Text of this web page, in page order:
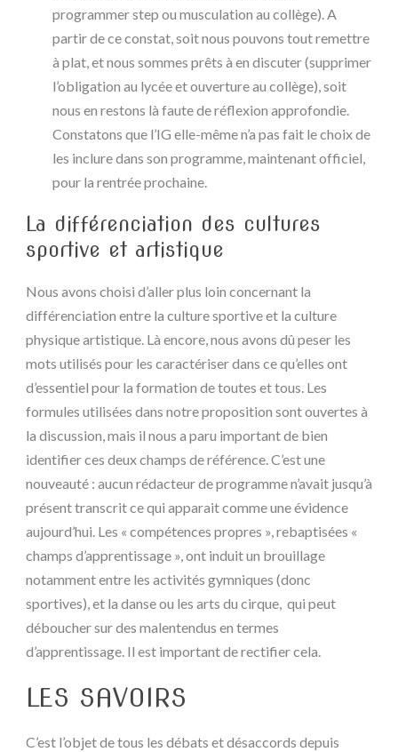
programmer step ou musculation au collège). A
partir de ce constat, soit nous pouvons tout remettre
à plat, et nous sommes prêts à en discuter (supprimer
l’obligation au lycée et ouverture au collège), soit
nous en restons là faute de réflexion approfondie.
Constatons que l’IG elle-même n’a pas fait le choix de
les inclure dans son programme, maintenant officiel,
pour la rentrée prochaine.
La différenciation des cultures
sportive et artistique
Nous avons choisi d’aller plus loin concernant la
différenciation entre la culture sportive et la culture
physique artistique. Là encore, nous avons dû peser les
mots utilisés pour les caractériser dans ce qu’elles ont
d’essentiel pour la formation de toutes et tous. Les
formules utilisées dans notre proposition sont ouvertes à
la discussion, mais il nous a paru important de bien
identifier ces deux champs de référence. C’est une
nouveauté : aucun rédacteur de programme n’avait jusqu’à
présent transcrit ce qui apparait comme une évidence
aujourd’hui. Les « compétences propres », rebaptisées «
champs d’apprentissage », ont induit un brouillage
notamment entre les activités gymniques (donc
sportives), et la danse ou les arts du cirque, qui peut
déboucher sur des malentendus en termes
d’apprentissage. Il est important de rectifier cela.
LES SAVOIRS
C’est l’objet de tous les débats et désaccords depuis